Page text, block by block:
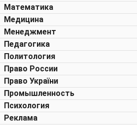
Математика
Медицина
Менеджмент
Педагогика
Политология
Право России
Право України
Промышленность
Психология
Реклама